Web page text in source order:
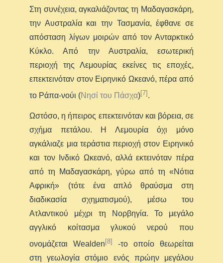
Στη συνέχεια, αγκαλιάζοντας τη Μαδαγασκάρη,
την Αυστραλία και την Τασμανία, έφθανε σε
απόσταση λίγων μοιρών από τον Ανταρκτικό
Κύκλο. Από την Αυστραλία, εσωτερική
περιοχή της Λεμουρίας εκείνες τις εποχές,
επεκτεινόταν στον Ειρηνικό Ωκεανό, πέρα από
το Ράπα-νούι (Νησί του Πάσχα)[7].
Ωστόσο, η ήπειρος επεκτεινόταν και βόρεια, σε
σχήμα πετάλου. Η Λεμουρία όχι μόνο
αγκάλιαζε μια τεράστια περιοχή στον Ειρηνικό
και τον Ινδικό Ωκεανό, αλλά εκτεινόταν πέρα
από τη Μαδαγασκάρη, γύρω από τη «Νότια
Αφρική» (τότε ένα απλό θραύσμα στη
διαδικασία σχηματισμού), μέσω του
Ατλαντικού μέχρι τη Νορβηγία. Το μεγάλο
αγγλικό κοίτασμα γλυκού νερού που
ονομάζεται Wealden [8]
-το οποίο θεωρείται
στη γεωλογία στόμιο ενός πρώην μεγάλου